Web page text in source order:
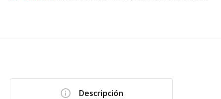
Descripción